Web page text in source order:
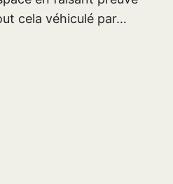
cela véhiculé par…